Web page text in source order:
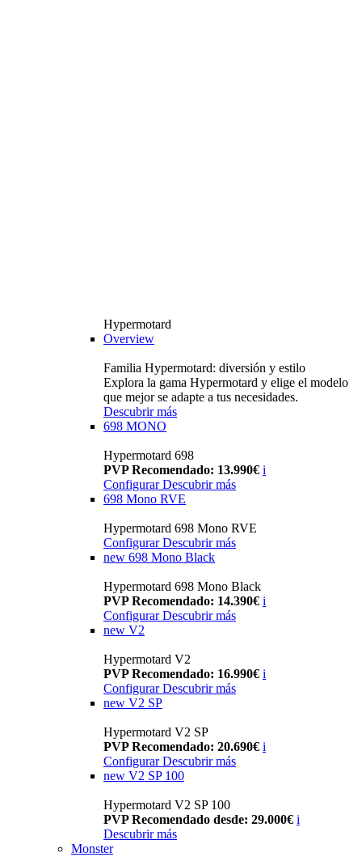
Hypermotard
Overview
Familia Hypermotard: diversión y estilo
Explora la gama Hypermotard y elige el modelo
que mejor se adapte a tus necesidades.
Descubrir más
698 MONO
Hypermotard 698
PVP Recomendado: 13.990€ i
ConfigurarDescubrir más
698 Mono RVE
Hypermotard 698 Mono RVE
Configurar Descubrir más
new 698 Mono Black
Hypermotard 698 Mono Black
PVP Recomendado: 14.390€ i
Configurar Descubrir más
new V2
Hypermotard V2
PVP Recomendado: 16.990€ i
Configurar Descubrir más
new V2 SP
Hypermotard V2 SP
PVP Recomendado: 20.690€ i
Configurar Descubrir más
new V2 SP 100
Hypermotard V2 SP 100
PVP Recomendado desde: 29.000€ i
Descubrir más
Monster